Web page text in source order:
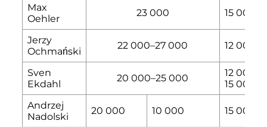
Max
Oehler
23 000 15 000
Jerzy
Ochmański
22 000–27 000 12 000
Sven
Ekdahl
20 000–25 000 12 000
15 000
Andrzej
Nadolski
20 000 10 000 15 000